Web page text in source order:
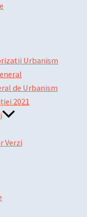
Urbanism
de Urbanism
2021
Verzi